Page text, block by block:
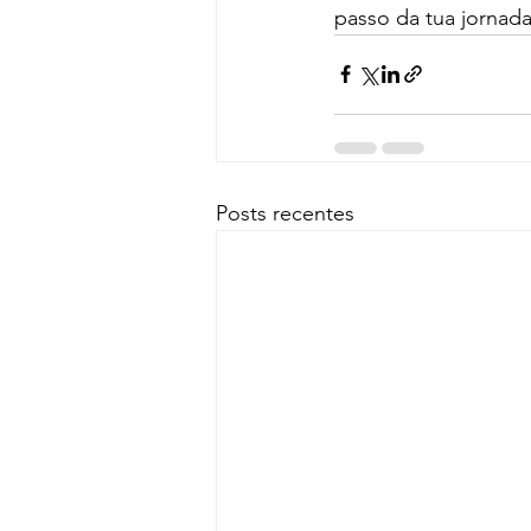
passo da tua
Posts recentes